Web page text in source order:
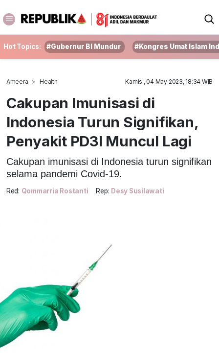
Hot Topics: #Gubernur BI Mundur #Kongres Umat Islam
Ameera Health Kamis , 04 May 2023, 18:34 WIB
Cakupan Imunisasi di
Indonesia Turun Signifikan,
Penyakit PD3I Muncul Lagi
Cakupan imunisasi di Indonesia turun signifikan
selama pandemi Covid-19.
Red: Qommarria Rostanti Rep: Desy Susilawati